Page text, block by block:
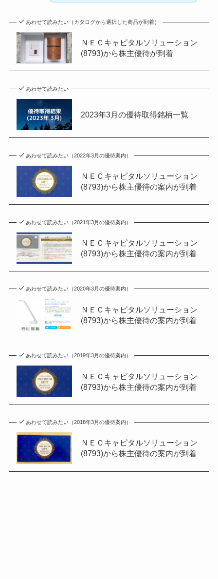
あわせて読みたい（カタログから選択した商品が到着）
ＮＥＣキャピタルソリューション
(8793)から株主優待が到着
あわせて読みたい
2023年3月の優待取得銘柄一覧
あわせて読みたい（2022年3月の優待案内）
ＮＥＣキャピタルソリューション
(8793)から株主優待の案内が到着
あわせて読みたい（2021年3月の優待案内）
ＮＥＣキャピタルソリューション
(8793)から株主優待の案内が到着
あわせて読みたい（2020年3月の優待案内）
ＮＥＣキャピタルソリューション
(8793)から株主優待の案内が到着
あわせて読みたい（2019年3月の優待案内）
ＮＥＣキャピタルソリューション
(8793)から株主優待の案内が到着
あわせて読みたい（2018年3月の優待案内）
ＮＥＣキャピタルソリューション
(8793)から株主優待の案内が到着